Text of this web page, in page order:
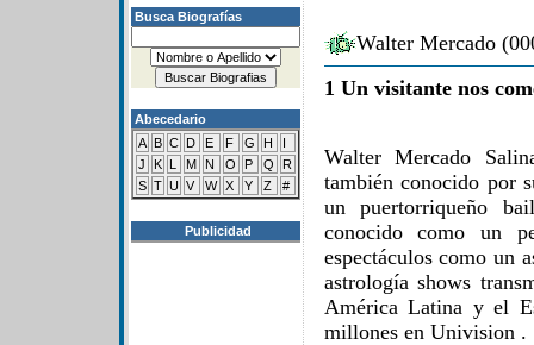
Busca Biografías
Abecedario
A B C D E F G H
I
J
K L M N O P Q
R
S T U V W X Y Z #
Publicidad
Walter Mercado
1 Un visitante nos
Walter Mercado
también conocido por
un puertorriqueño
conocido como un
espectáculos como un
astrología shows
América Latina y el
millones en Univision .